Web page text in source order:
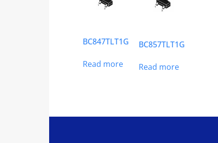
BC847TLT1G
Read more
BC857TLT1G
Read more